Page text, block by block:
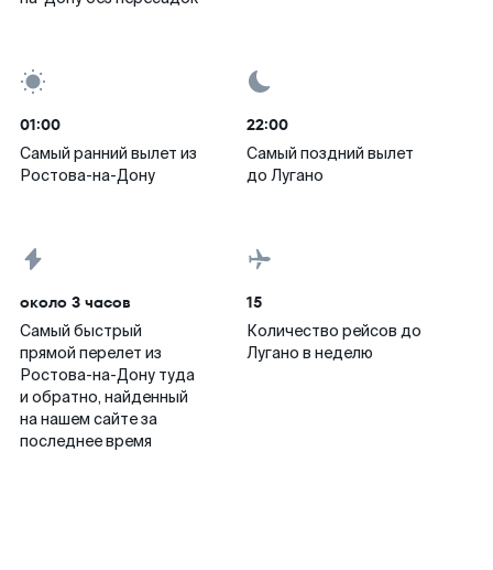
01:00
Самый ранний вылет из
Ростова-на-Дону
22:00
Самый поздний вылет
до Лугано
около 3 часов
Самый быстрый
прямой перелет из
Ростова-на-Дону туда
и обратно, найденный
на нашем сайте за
последнее время
15
Количество рейсов до
Лугано в неделю